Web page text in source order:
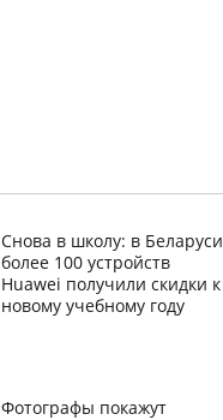
Снова в школу: в Беларуси
более 100 устройств
Huawei получили скидки к
новому учебному году
Фотографы покажут